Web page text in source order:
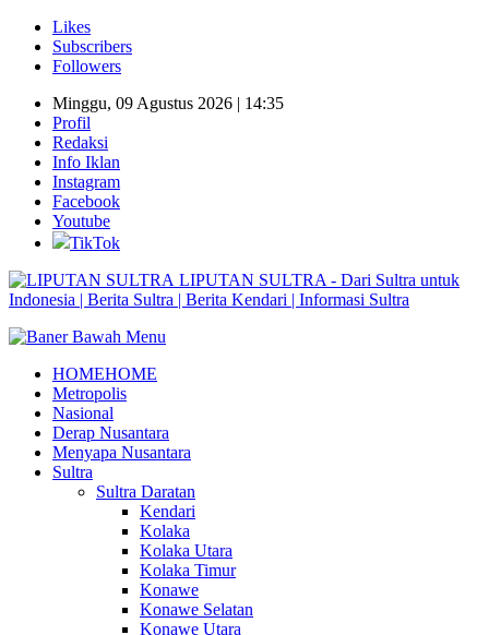
Likes
Subscribers
Followers
Minggu, 09 Agustus 2026 | 14:35
Profil
Redaksi
Info Iklan
Instagram
Facebook
Youtube
TikTok
LIPUTAN SULTRA - Dari Sultra untuk
Indonesia | Berita Sultra | Berita Kendari | Informasi Sultra
HOMEHOME
Metropolis
Nasional
Derap Nusantara
Menyapa Nusantara
Sultra
Sultra Daratan
Kendari
Kolaka
Kolaka Utara
Kolaka Timur
Konawe
Konawe Selatan
Konawe Utara